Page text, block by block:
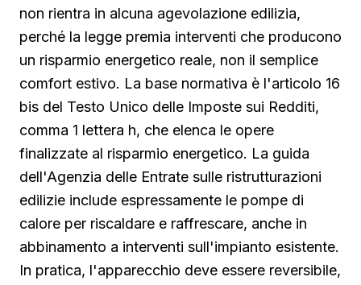
non rientra in alcuna agevolazione edilizia,
perché la legge premia interventi che producono
un risparmio energetico reale, non il semplice
comfort estivo. La base normativa è l'articolo 16
bis del Testo Unico delle Imposte sui Redditi,
comma 1 lettera h, che elenca le opere
finalizzate al risparmio energetico. La guida
dell'Agenzia delle Entrate sulle ristrutturazioni
edilizie include espressamente le pompe di
calore per riscaldare e raffrescare, anche in
abbinamento a interventi sull'impianto esistente.
In pratica, l'apparecchio deve essere reversibile,